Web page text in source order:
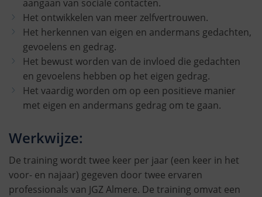
aangaan van sociale contacten.
Het ontwikkelen van meer zelfvertrouwen.
Het herkennen van eigen en andermans gedachten,
gevoelens en gedrag.
Het bewust worden van de invloed die gedachten
en gevoelens hebben op het eigen gedrag.
Het vaardig worden om op een positieve manier
met eigen en andermans gedrag om te gaan.
Werkwijze:
De training wordt twee keer per jaar (een keer in het
voor- en najaar) gegeven door twee ervaren
professionals van JGZ Almere. De training omvat een